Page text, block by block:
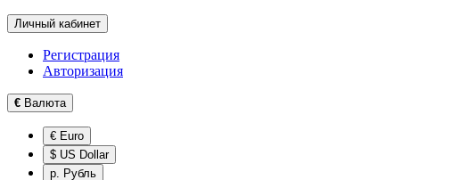
Личный кабинет
Регистрация
Авторизация
€ Валюта
€ Euro
$ US Dollar
р. Рубль